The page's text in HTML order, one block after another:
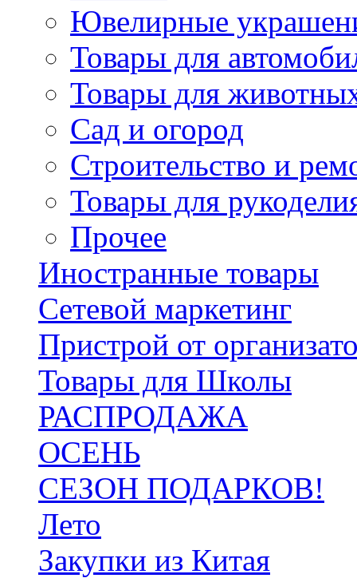
Ювелирные
Товары для
Товары для
Сад и огород
Строительство и
Товары для
Прочее
Иностранные товары
Сетевой маркетинг
Пристрой от
Товары для Школы
РАСПРОДАЖА
ОСЕНЬ
СЕЗОН ПОДАРКОВ!
Лето
Закупки из Китая